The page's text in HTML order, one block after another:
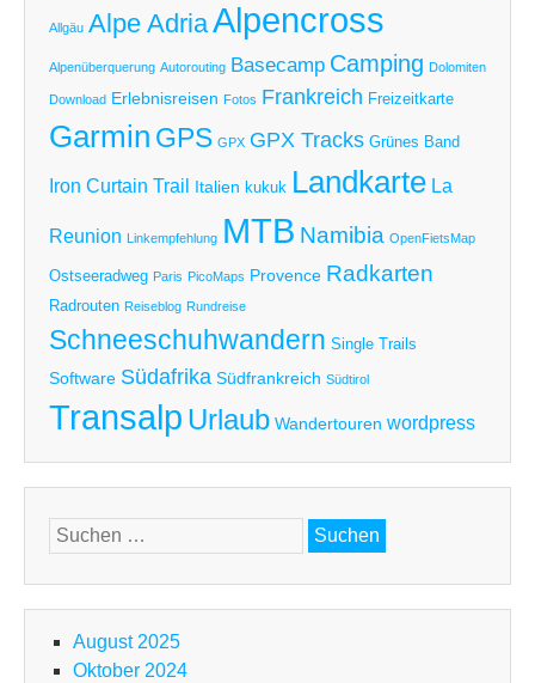
Allgäu Alpe AdriaAlpencross
Alpenüberquerung Autorouting Basecamp Camping Dolomiten
Download Erlebnisreisen Fotos Frankreich Freizeitkarte
Garmin GPS GPX GPX Tracks Grünes Band
Iron Curtain Trail Italien kukuk Landkarte La
Reunion Linkempfehlung MTB Namibia OpenFietsMap
Ostseeradweg Paris PicoMaps Provence Radkarten
Radrouten Reiseblog Rundreise
Schneeschuhwandern Single Trails
Software Südafrika Südfrankreich Südtirol
Transalp Urlaub Wandertouren wordpress
Suchen
nach:
August 2025
Oktober 2024